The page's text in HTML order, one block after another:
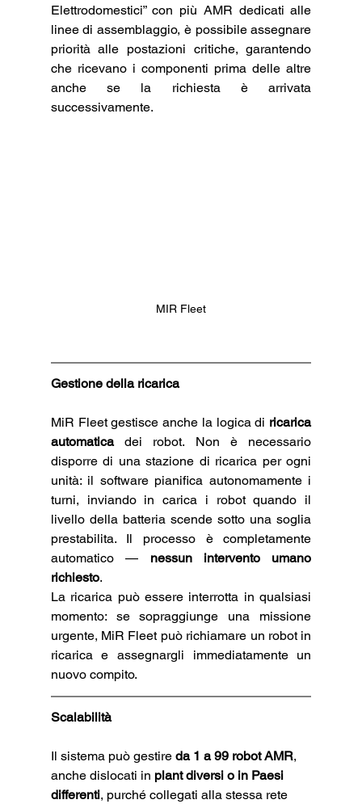
Elettrodomestici” con più AMR dedicati alle
linee di assemblaggio, è possibile assegnare
priorità alle postazioni critiche, garantendo
che ricevano i componenti prima delle altre
anche se la richiesta è arrivata
successivamente.
MIR Fleet
Gestione della ricarica
MiR Fleet gestisce anche la logica di ricarica
automatica dei robot. Non è necessario
disporre di una stazione di ricarica per ogni
unità: il software pianifica autonomamente i
turni, inviando in carica i robot quando il
livello della batteria scende sotto una soglia
prestabilita. Il processo è completamente
automatico — nessun intervento umano
richiesto.
La ricarica può essere interrotta in qualsiasi
momento: se sopraggiunge una missione
urgente, MiR Fleet può richiamare un robot in
ricarica e assegnargli immediatamente un
nuovo compito.
Scalabilità
Il sistema può gestire da 1 a 99 robot AMR,
anche dislocati in plant diversi o in Paesi
differenti, purché collegati alla stessa rete